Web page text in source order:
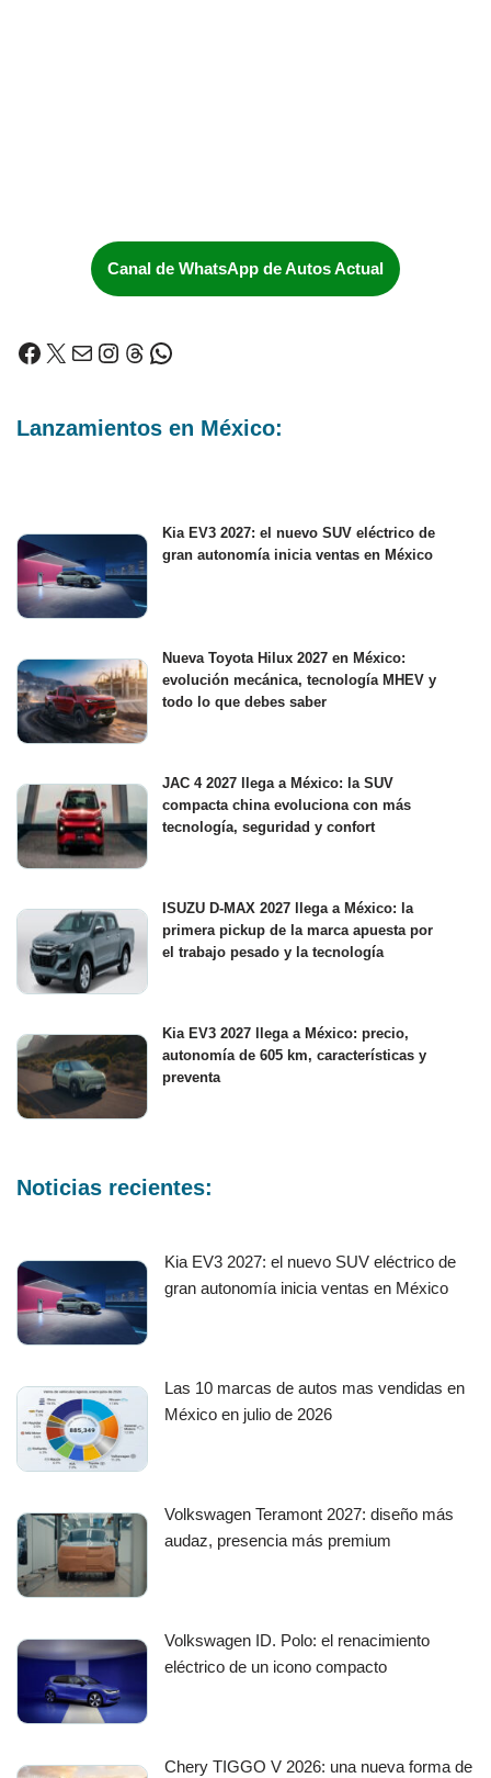
Canal de WhatsApp de Autos Actual
Lanzamientos en México:
Kia EV3 2027: el nuevo SUV eléctrico de
gran autonomía inicia ventas en México
Nueva Toyota Hilux 2027 en México:
evolución mecánica, tecnología MHEV y
todo lo que debes saber
JAC 4 2027 llega a México: la SUV
compacta china evoluciona con más
tecnología, seguridad y confort
ISUZU D-MAX 2027 llega a México: la
primera pickup de la marca apuesta por
el trabajo pesado y la tecnología
Kia EV3 2027 llega a México: precio,
autonomía de 605 km, características y
preventa
Noticias recientes:
Kia EV3 2027: el nuevo SUV eléctrico de
gran autonomía inicia ventas en México
Las 10 marcas de autos mas vendidas en
México en julio de 2026
Volkswagen Teramont 2027: diseño más
audaz, presencia más premium
Volkswagen ID. Polo: el renacimiento
eléctrico de un icono compacto
Chery TIGGO V 2026: una nueva forma de